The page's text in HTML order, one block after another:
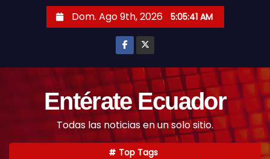
Dom. Ago 9th, 2026 5:05:42 AM
Entérate Ecuador
Todas las noticias en un solo sitio.
Top Tags